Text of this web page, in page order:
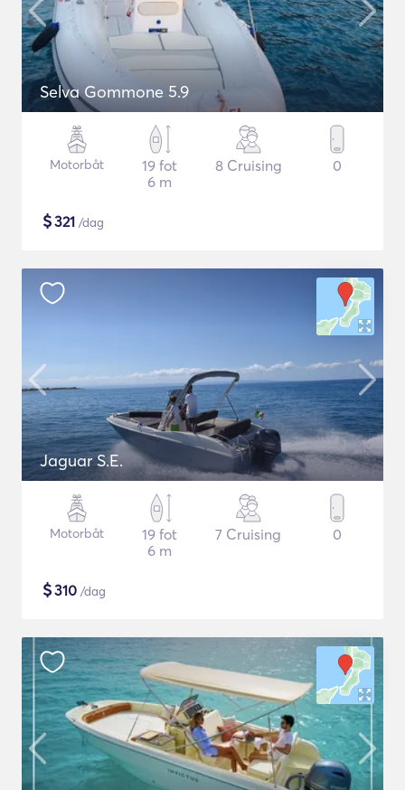
Selva Gommone 5.9
Motorbåt
19 fot
6 m
8 Cruising 0
$321 /dag
Jaguar S.E.
Motorbåt
19 fot
6 m
7 Cruising 0
$310 /dag